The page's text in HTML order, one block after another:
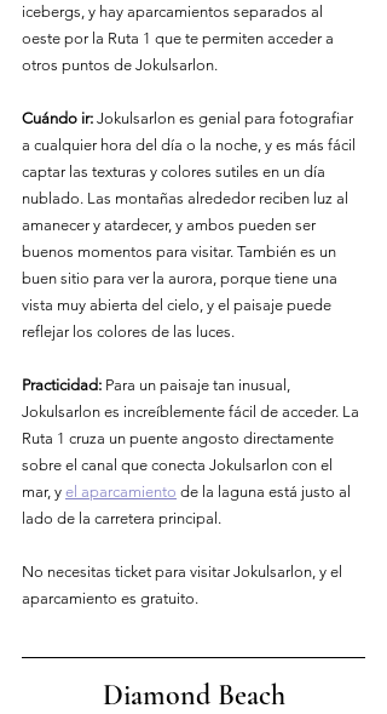
icebergs, y hay aparcamientos separados al
oeste por la Ruta 1 que te permiten acceder a
otros puntos de Jokulsarlon.
Cuándo ir: Jokulsarlon es genial para fotografiar
a cualquier hora del día o la noche, y es más fácil
captar las texturas y colores sutiles en un día
nublado. Las montañas alrededor reciben luz al
amanecer y atardecer, y ambos pueden ser
buenos momentos para visitar. También es un
buen sitio para ver la aurora, porque tiene una
vista muy abierta del cielo, y el paisaje puede
reflejar los colores de las luces.
Practicidad: Para un paisaje tan inusual,
Jokulsarlon es increíblemente fácil de acceder. La
Ruta 1 cruza un puente angosto directamente
sobre el canal que conecta Jokulsarlon con el
mar, y el aparcamiento de la laguna está justo al
lado de la carretera principal.
No necesitas ticket para visitar Jokulsarlon, y el
aparcamiento es gratuito.
Diamond Beach